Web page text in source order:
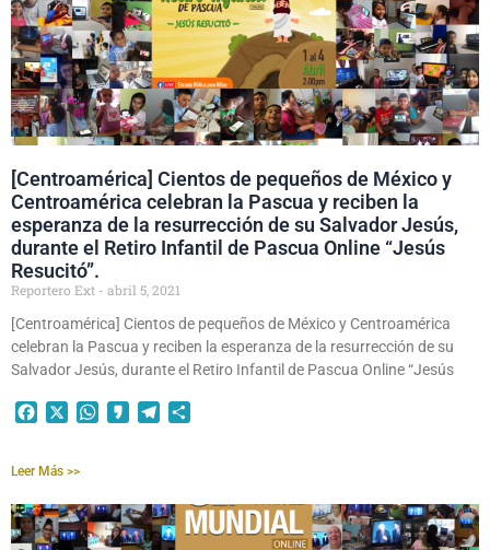
[Centroamérica] Cientos de pequeños de México y
Centroamérica celebran la Pascua y reciben la
esperanza de la resurrección de su Salvador Jesús,
durante el Retiro Infantil de Pascua Online “Jesús
Resucitó”.
Reportero Ext
abril 5, 2021
[Centroamérica] Cientos de pequeños de México y Centroamérica
celebran la Pascua y reciben la esperanza de la resurrección de su
Salvador Jesús, durante el Retiro Infantil de Pascua Online “Jesús
FacebookWhatsApp
KakaoTelegram
Leer Más >>